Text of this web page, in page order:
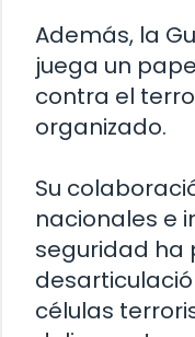
Además, la
juega un
contra el
organizado.
Su
nacionales e
seguridad ha
células